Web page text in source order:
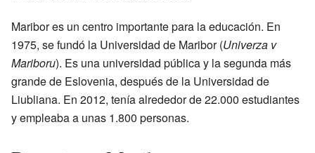
Maribor es un centro importante para la educación. En
1975, se fundó la Universidad de Maribor (Univerza v
Mariboru). Es una universidad pública y la segunda más
grande de Eslovenia, después de la Universidad de
Liubliana. En 2012, tenía alrededor de 22.000 estudiantes
y empleaba a unas 1.800 personas.